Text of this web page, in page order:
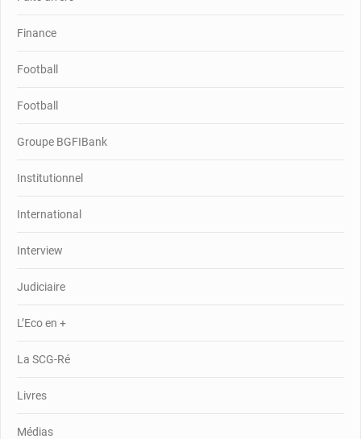
Finance
Football
Football
Groupe BGFIBank
Institutionnel
International
Interview
Judiciaire
L’Eco en +
La SCG-Ré
Livres
Médias